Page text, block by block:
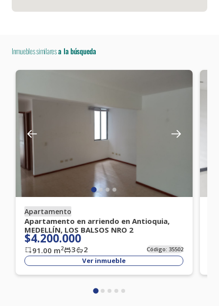
Inmuebles similaresa la búsqueda
Apartamento
Apartamento en arriendo en Antioquia,
MEDELLÍN, LOS BALSOS NRO 2
$4.200.000
91.00 m2 3 2 Código: 35502
Ver inmueble